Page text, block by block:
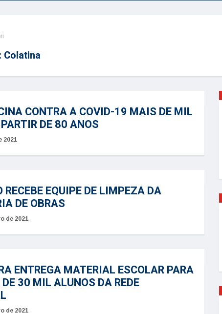
Colatina
CONTRA A COVID-19 MAIS DE MIL
DE 80 ANOS
2021
EQUIPE DE LIMPEZA DA
DE OBRAS
de 2021
ENTREGA MATERIAL ESCOLAR PARA
DE 30 MIL ALUNOS DA REDE
de 2021